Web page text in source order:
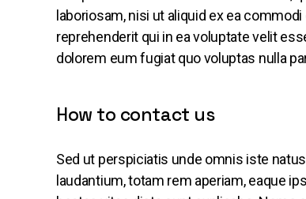
laboriosam, nisi ut aliquid ex ea
reprehenderit qui in ea voluptate velit
dolorem eum fugiat quo voluptas nulla
How to contact us
Sed ut perspiciatis unde omnis iste
laudantium, totam rem aperiam, eaque